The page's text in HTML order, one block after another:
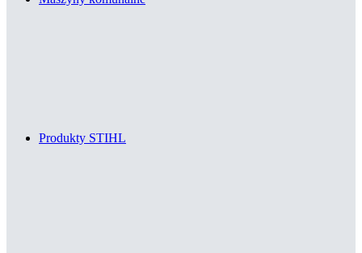
Produkty STIHL